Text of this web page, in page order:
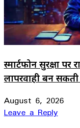
स्मार्टफोन सुरक्षा
लापरवाही बन
August 6, 2026
Leave a Reply